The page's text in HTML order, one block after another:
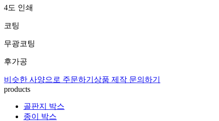
4도 인쇄
코팅
무광코팅
후가공
비슷한 사양으로 주문하기 상품 제작 문의하기
products
골판지 박스
종이 박스